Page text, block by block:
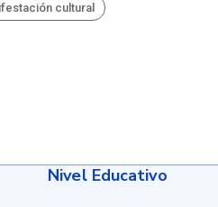
cultural
Nivel Educativo